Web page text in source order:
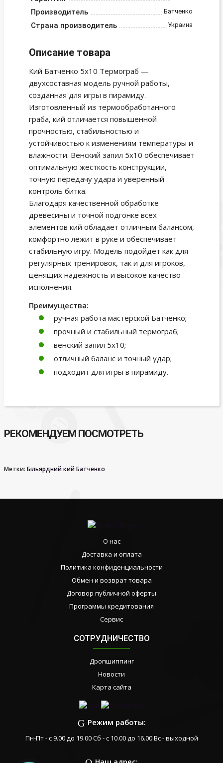
Производитель Батченко
Страна производитель Украина
Описание товара
Кий Батченко 5х10 Термограб —
двухсоставная модель ручной работы,
созданная для игры в пирамиду.
Изготовленный из термообработанного
граба, кий отличается повышенной
прочностью, стабильностью и
устойчивостью к изменениям температуры и
влажности. Венский запил 5х10 обеспечивает
оптимальную жесткость конструкции,
точную передачу удара и уверенный
контроль битка.
Благодаря качественной обработке
древесины и точной подгонке всех
элементов кий обладает отличным балансом,
комфортно лежит в руке и обеспечивает
стабильную игру. Модель подойдет как для
регулярных тренировок, так и для игроков,
ценящих надежность и высокое качество
исполнения.
Преимущества:
ручная работа мастерской Батченко;
прочный и стабильный термограб;
венский запил 5х10;
отличный баланс и точный удар;
подходит для игры в пирамиду.
РЕКОМЕНДУЕМ ПОСМОТРЕТЬ
Метки: Більярдний кий Батченко
О нас
Доставка и оплата
Политика конфиденциальности
Обмен и возврат товара
Договор публичной оферты
Программы кредитования
Сервис
СОТРУДНИЧЕСТВО
Дропшиппинг
Новости
Карта сайта
Режим работы:
Пн-Пт - с 9.00 до 19.00 Сб - с 10.00 до 16.00 Вс - выходной